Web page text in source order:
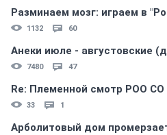
Разминаем мозг: играем в
1132 60
Анеки июле - августовские
7480 47
Re: Племеннoй смoтр РOO
33 1
Арболитовый дом